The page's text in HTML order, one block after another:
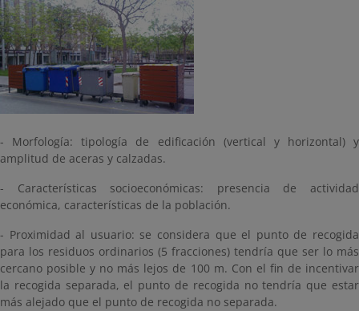
- Morfología: tipología de edificación (vertical y horizontal) y
amplitud de aceras y calzadas.
- Características socioeconómicas: presencia de actividad
económica, características de la población.
- Proximidad al usuario: se considera que el punto de recogida
para los residuos ordinarios (5 fracciones) tendría que ser lo más
cercano posible y no más lejos de 100 m. Con el fin de incentivar
la recogida separada, el punto de recogida no tendría que estar
más alejado que el punto de recogida no separada.